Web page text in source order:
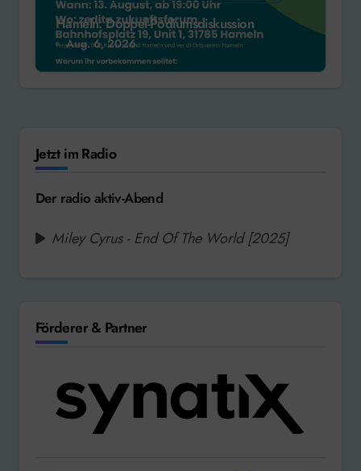
Hameln: Doppel-Podiumsdiskussion
Aug. 6, 2026
Jetzt im Radio
Der radio aktiv-Abend
Miley Cyrus - End Of The World [2025]
Förderer & Partner